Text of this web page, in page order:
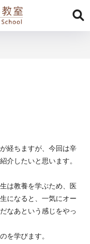
経ちますが、 今回は辛
介したいと思います。
は教養を学ぶため、
医
になると、 一気にオー
なあという感じをやっ
を学びます。